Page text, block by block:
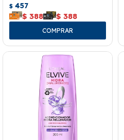
$ 457
$ 388 $ 388